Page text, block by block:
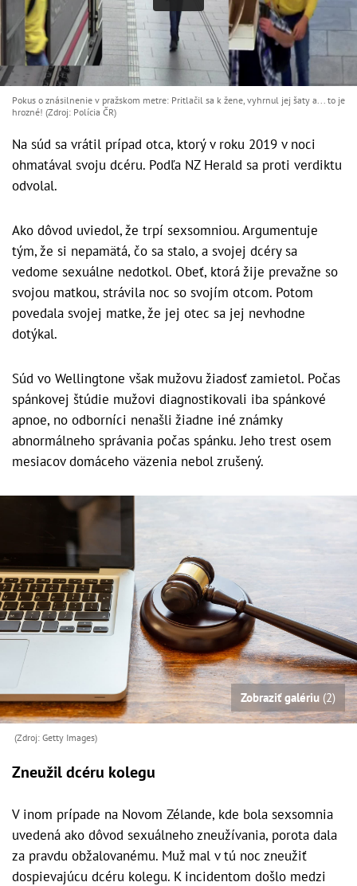
Pokus o znásilnenie v pražskom metre: Pritlačil sa k žene, vyhrnul jej šaty a... to je
hrozné! (Zdroj: Polícia ČR)
Na súd sa vrátil prípad otca, ktorý v roku 2019 v noci
ohmatával svoju dcéru. Podľa NZ Herald sa proti verdiktu
odvolal.
Ako dôvod uviedol, že trpí sexsomniou. Argumentuje
tým, že si nepamätá, čo sa stalo, a svojej dcéry sa
vedome sexuálne nedotkol. Obeť, ktorá žije prevažne so
svojou matkou, strávila noc so svojím otcom. Potom
povedala svojej matke, že jej otec sa jej nevhodne
dotýkal.
Súd vo Wellingtone však mužovu žiadosť zamietol. Počas
spánkovej štúdie mužovi diagnostikovali iba spánkové
apnoe, no odborníci nenašli žiadne iné známky
abnormálneho správania počas spánku. Jeho trest osem
mesiacov domáceho väzenia nebol zrušený.
Zobraziť galériu (2)
(Zdroj: Getty Images)
Zneužil dcéru kolegu
V inom prípade na Novom Zélande, kde bola sexsomnia
uvedená ako dôvod sexuálneho zneužívania, porota dala
za pravdu obžalovanému. Muž mal v tú noc zneužiť
dospievajúcu dcéru kolegu. K incidentom došlo medzi